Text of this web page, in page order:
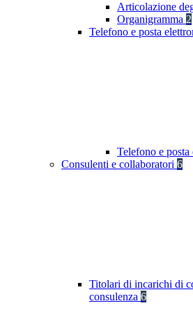
Articolazione
Organigramma 2
Telefono e posta
Telefono e posta
Consulenti e collaboratori 6
Titolari di incarichi di
consulenza 6